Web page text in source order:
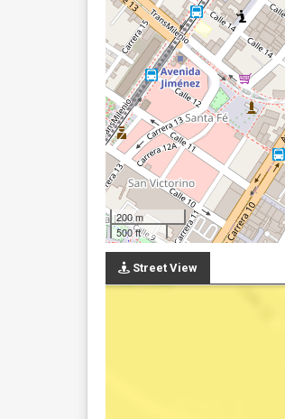
200 m
500 ft
Street View